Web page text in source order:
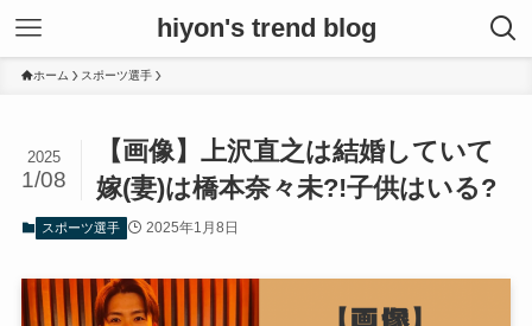
hiyon's trend blog
ホーム スポーツ選手
【画像】上沢直之は結婚していて
嫁(妻)は橋本奈々未?!子供はいる?
2025
1/08
スポーツ選手 2025年1月8日